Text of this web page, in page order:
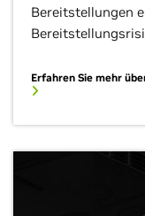
Bereitstellungen
Erfahren Sie mehr